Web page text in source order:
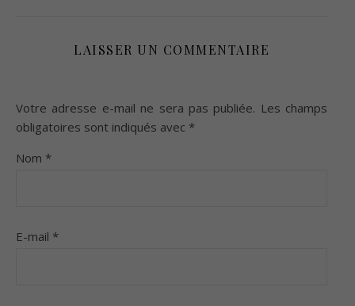
LAISSER UN COMMENTAIRE
Votre adresse e-mail ne sera pas publiée. Les champs
obligatoires sont indiqués avec *
Nom *
E-mail *